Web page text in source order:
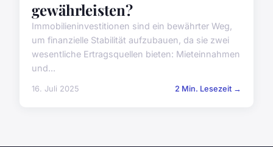
gewährleisten?
Immobilieninvestitionen sind ein bewährter Weg,
um finanzielle Stabilität aufzubauen, da sie zwei
wesentliche Ertragsquellen bieten: Mieteinnahmen
und...
16. Juli 2025 2 Min. Lesezeit →